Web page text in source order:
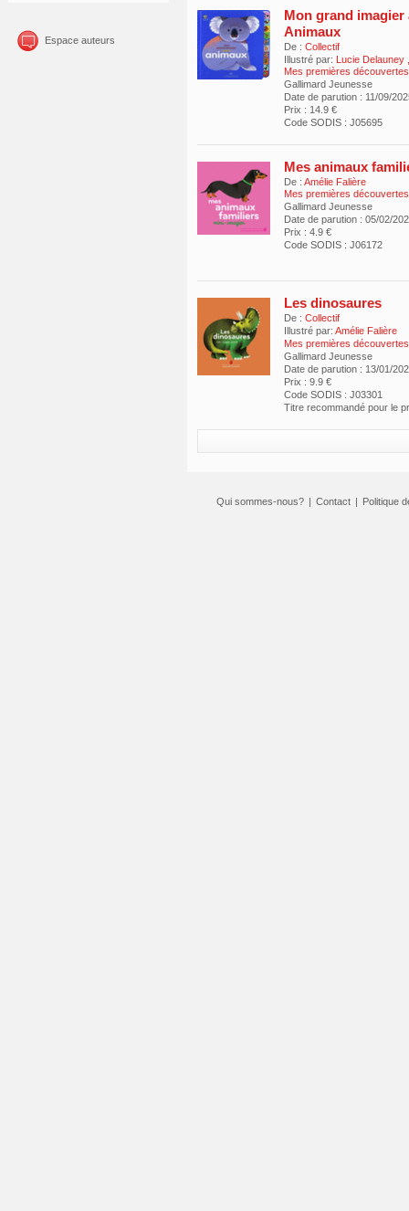
Espace auteurs
Mon grand imagier
Animaux
De : Collectif
Illustré par: Lucie Delauney
Mes premières découvertes
Gallimard Jeunesse
Date de parution : 11/09/
Prix : 14.9 €
Code SODIS : J05695
Mes animaux
De : Amélie Falière
Mes premières découvertes
Gallimard Jeunesse
Date de parution : 05/02/
Prix : 4.9 €
Code SODIS : J06172
Les dinosaures
De : Collectif
Illustré par: Amélie Falière
Mes premières
Gallimard Jeunesse
Date de parution : 13/01/
Prix : 9.9 €
Code SODIS : J03301
Titre recommandé pour le
Qui sommes-nous? | Contact | Politique